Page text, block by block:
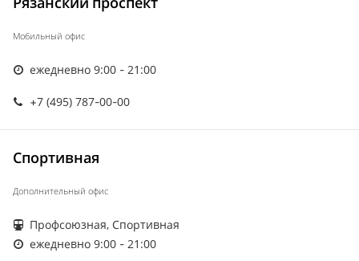
Мобильный офис
ежедневно 9:00 - 21:00
+7 (495) 787-00-00
Спортивная
Дополнительный офис
Профсоюзная, Спортивная
ежедневно 9:00 - 21:00